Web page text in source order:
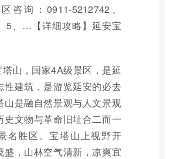
咨询：0911-5212742、
5、…【详细攻略】延安宝
山，国家4A级景区，是延
性建筑，是游览延安的必去
山是融自然景观与人文景观
史文物与革命旧址合二而一
名胜区。宝塔山上视野开
盛，山林空气清新，凉爽宜